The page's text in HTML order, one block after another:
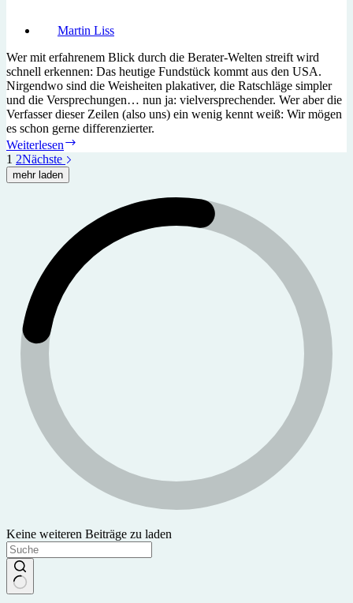
Martin Liss
Wer mit erfahrenem Blick durch die Berater-Welten streift wird
schnell erkennen: Das heutige Fundstück kommt aus den USA.
Nirgendwo sind die Weisheiten plakativer, die Ratschläge simpler
und die Versprechungen… nun ja: vielversprechender. Wer aber die
Verfasser dieser Zeilen (also uns) ein wenig kennt weiß: Wir mögen
es schon gerne differenzierter.
Weiterlesen
1 2Nächste
mehr laden
Keine weiteren Beiträge zu laden